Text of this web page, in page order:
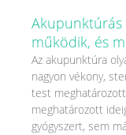
Akupunktúrás
működik, és
Az akupunktúra
nagyon vékony,
test
meghatározott
gyógyszert, sem